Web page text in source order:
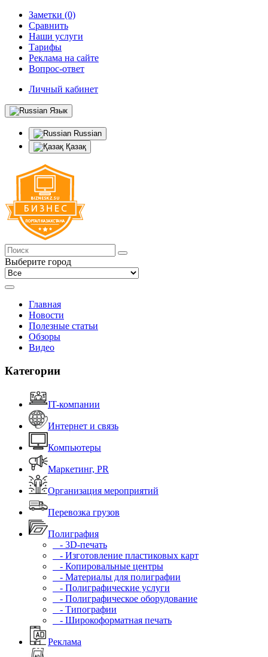
Заметки (0)
Сравнить
Наши услуги
Тарифы
Реклама на сайте
Вопрос-ответ
Личный кабинет
Язык
Russian
Қазақ
Выберите город
Главная
Новости
Полезные статьи
Обзоры
Видео
Категории
IT-компании
Интернет и связь
Компьютеры
Маркетинг, PR
Организация мероприятий
Перевозка грузов
Полиграфия
- 3D-печать
- Изготовление пластиковых карт
- Копировальные центры
- Материалы для полиграфии
- Полиграфические услуги
- Полиграфическое оборудование
- Типографии
- Широкоформатная печать
Реклама